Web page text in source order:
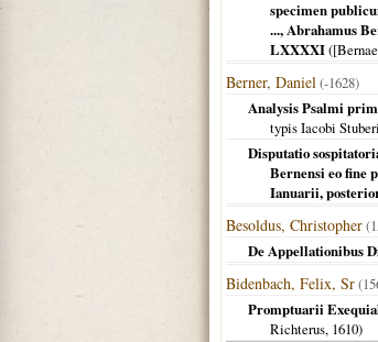
specimen
..., Abrahamus
LXXXXI(
Berner, Daniel(-1628)
Analysis Psalmi
typis Iacobi
Disputatio
Bernensi eo fine
Ianuarii,
Besoldus, Christopher
De Appellationibus
Bidenbach, Felix, Sr
Promptuarii
Richterus, 1610)